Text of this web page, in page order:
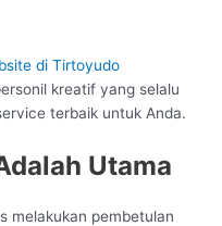
di Tirtoyudo
kreatif yang selalu
terbaik untuk Anda.
Utama
melakukan pembetulan